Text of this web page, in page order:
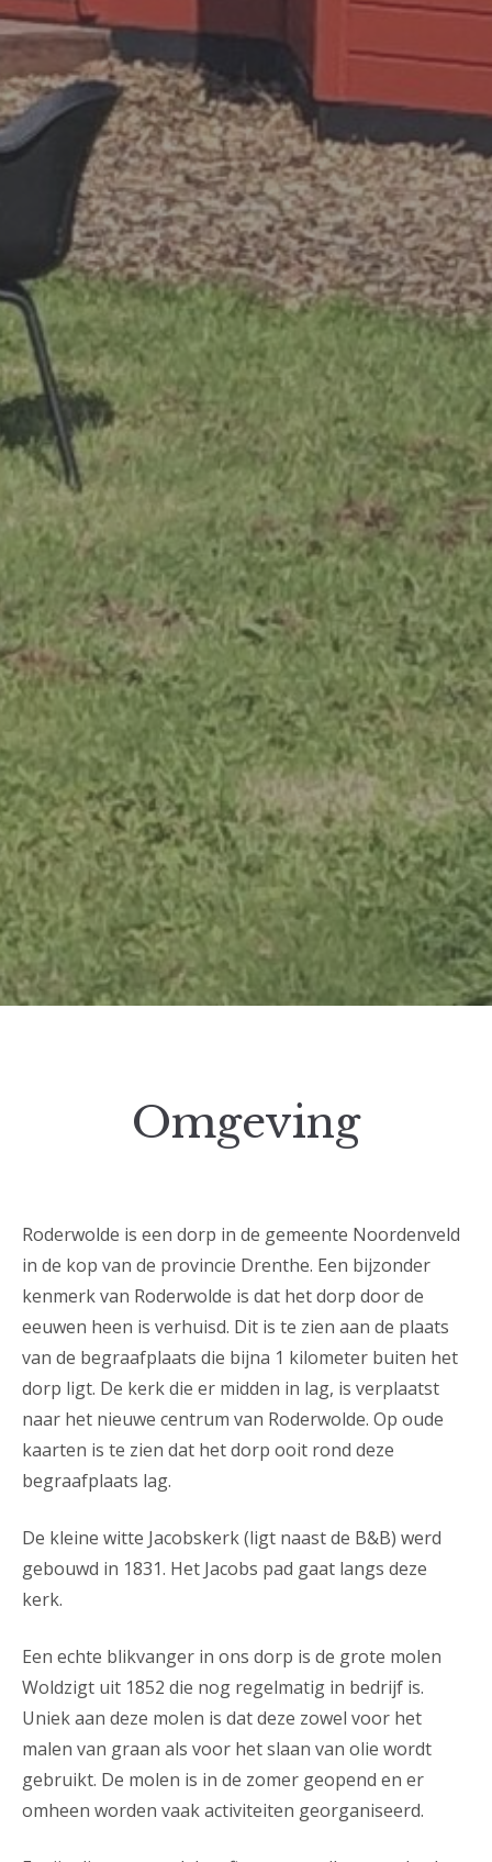
Omgeving
Roderwolde is een dorp in de gemeente Noordenveld
in de kop van de provincie Drenthe. Een bijzonder
kenmerk van Roderwolde is dat het dorp door de
eeuwen heen is verhuisd. Dit is te zien aan de plaats
van de begraafplaats die bijna 1 kilometer buiten het
dorp ligt. De kerk die er midden in lag, is verplaatst
naar het nieuwe centrum van Roderwolde. Op oude
kaarten is te zien dat het dorp ooit rond deze
begraafplaats lag.
De kleine witte Jacobskerk (ligt naast de B&B) werd
gebouwd in 1831. Het Jacobs pad gaat langs deze
kerk.
Een echte blikvanger in ons dorp is de grote molen
Woldzigt uit 1852 die nog regelmatig in bedrijf is.
Uniek aan deze molen is dat deze zowel voor het
malen van graan als voor het slaan van olie wordt
gebruikt. De molen is in de zomer geopend en er
omheen worden vaak activiteiten georganiseerd.